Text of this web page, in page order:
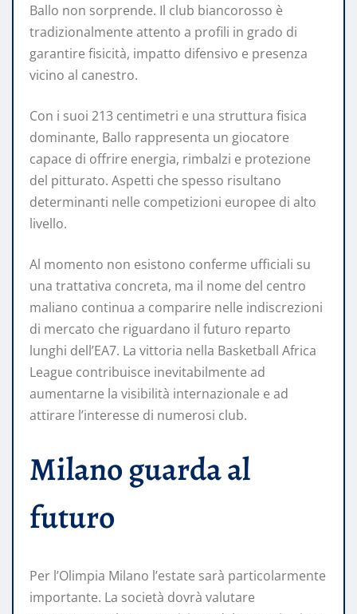
Ballo non sorprende. Il club biancorosso è
tradizionalmente attento a profili in grado di
garantire fisicità, impatto difensivo e presenza
vicino al canestro.
Con i suoi 213 centimetri e una struttura fisica
dominante, Ballo rappresenta un giocatore
capace di offrire energia, rimbalzi e protezione
del pitturato. Aspetti che spesso risultano
determinanti nelle competizioni europee di alto
livello.
Al momento non esistono conferme ufficiali su
una trattativa concreta, ma il nome del centro
maliano continua a comparire nelle indiscrezioni
di mercato che riguardano il futuro reparto
lunghi dell’EA7. La vittoria nella Basketball Africa
League contribuisce inevitabilmente ad
aumentarne la visibilità internazionale e ad
attirare l’interesse di numerosi club.
Milano guarda al
futuro
Per l’Olimpia Milano l’estate sarà particolarmente
importante. La società dovrà valutare